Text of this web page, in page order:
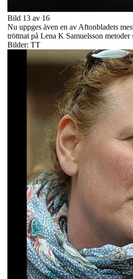
Bild 13 av 16
Nu uppges även en av Aftonbladets
tröttnat på Lena K Samuelsson metoder
Bilder: TT